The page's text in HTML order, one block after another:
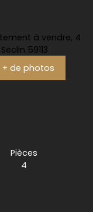
+ de photos
Pièces
4